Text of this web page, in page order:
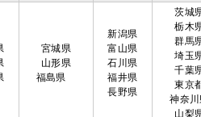
宮城県
山形県
福島県
新潟県
富山県
石川県
福井県
長野県
茨城
栃木
群馬
埼玉
千葉
東京
神奈
山梨